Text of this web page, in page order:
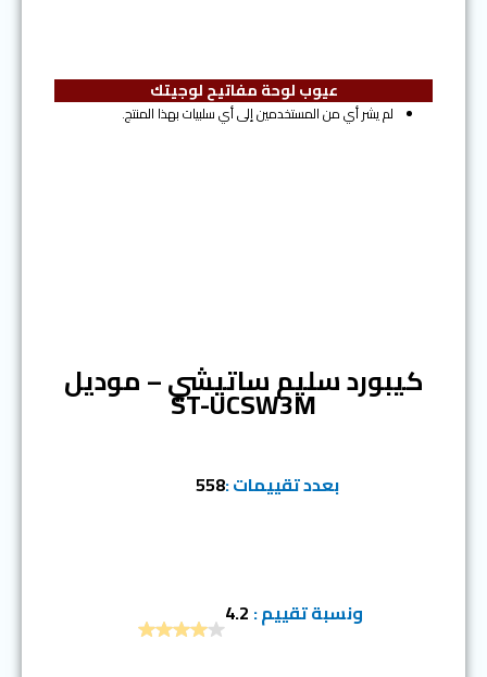
عيوب لوحة مفاتيح لوجيتك
لم يشر أي من المستخدمين إلى أي سلبيات بهذا المنتج.
كيبورد سليم ساتيشي – موديل
‎ST-UCSW3M
بعدد تقييمات :558
ونسبة تقييم : 4.2